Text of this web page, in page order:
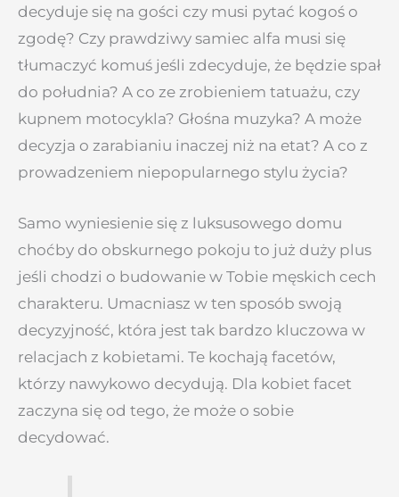
decyduje się na gości czy musi pytać kogoś o
zgodę? Czy prawdziwy samiec alfa musi się
tłumaczyć komuś jeśli zdecyduje, że będzie spał
do południa? A co ze zrobieniem tatuażu, czy
kupnem motocykla? Głośna muzyka? A może
decyzja o zarabianiu inaczej niż na etat? A co z
prowadzeniem niepopularnego stylu życia?
Samo wyniesienie się z luksusowego domu
choćby do obskurnego pokoju to już duży plus
jeśli chodzi o budowanie w Tobie męskich cech
charakteru. Umacniasz w ten sposób swoją
decyzyjność, która jest tak bardzo kluczowa w
relacjach z kobietami. Te kochają facetów,
którzy nawykowo decydują. Dla kobiet facet
zaczyna się od tego, że może o sobie
decydować.